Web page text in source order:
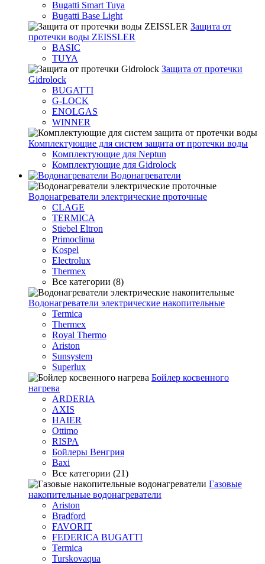
Bugatti Smart Tuya
Bugatti Base Light
Защита от
протечки воды ZEISSLER
BASIC
TUYA
Защита от протечки
Gidrolock
BUGATTI
G-LOCK
ENOLGAS
WINNER
Комплектующие для систем защита от протечки воды
Комплектующие для Neptun
Комплектующие для Gidrolock
Водонагреватели
Водонагреватeли электрические проточные
CLAGE
TERMICA
Stiebel Eltron
Primoclima
Kospel
Electrolux
Thermex
Все категории (8)
Водонагреватели электрические накопительные
Termica
Thermex
Royal Thermo
Ariston
Sunsystem
Superlux
Бойлер косвенного
нагрева
ARDERIA
AXIS
HAIER
Ottimo
RISPA
Бойлеры Венгрия
Baxi
Все категории (21)
Газовые
накопительные водонагреватели
Ariston
Bradford
FAVORIT
FEDERICA BUGATTI
Termica
Turskovaqua